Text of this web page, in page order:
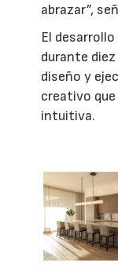
abrazar”,
El
durante
diseño y
creativo
intuitiva.